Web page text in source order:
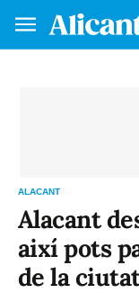
ALACANT
Alacant
així pots
de la